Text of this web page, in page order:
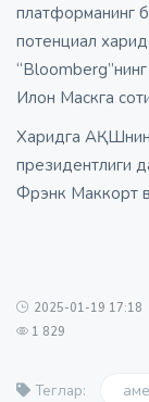
платформанинг
потенциал
Илон Маскга
Харидга
президентлиги
Фрэнк Маккорт
2025-01-19 17:18
1 829
Теглар: